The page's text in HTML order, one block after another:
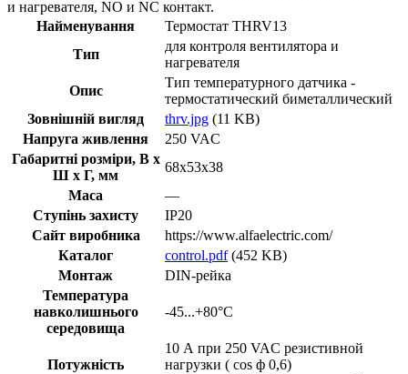
и нагревателя, NO и NC контакт.
Найменування
Термостат THRV13
Тип
для контроля вентилятора и
нагревателя
Опис
Тип температурного датчика -
термостатический биметаллический
Зовнішній вигляд
thrv.jpg (11 KB)
Напруга живлення
250 VAC
Габаритні розміри, В х
Ш х Г, мм
68х53х38
Маса
—
Ступінь захисту
IP20
Сайт виробника
https://www.alfaelectric.com/
Каталог
control.pdf(452 KB)
Монтаж
DIN-рейка
Температура
навколишнього
середовища
-45...+80°C
Потужність
10 А при 250 VAC резистивной
нагрузки ( cos ф 0,6)